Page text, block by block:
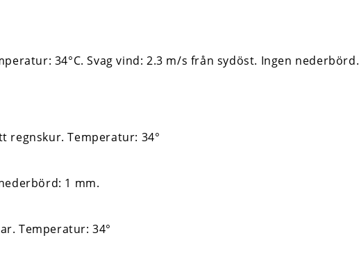
34°C. Svag vind: 2.3 m/s från sydöst. Ingen nederbörd.